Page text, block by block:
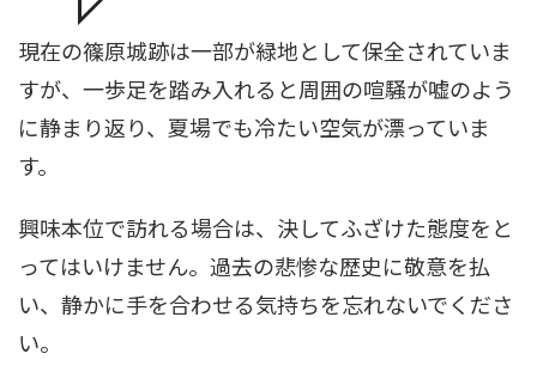
現在の篠原城跡は一部が緑地として保全されていま
すが、一歩足を踏み入れると周囲の喧騒が嘘のよう
に静まり返り、夏場でも冷たい空気が漂っていま
す。
興味本位で訪れる場合は、決してふざけた態度をと
ってはいけません。過去の悲惨な歴史に敬意を払
い、静かに手を合わせる気持ちを忘れないでくださ
い。